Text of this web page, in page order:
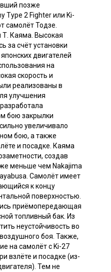
позже
Type 2 Fighter или Ki-
самолёт Тодзе.
Т. Каяма. Высокая
за счёт установки
двигателей
на
скорость и
реализованы в
улучшения
бою закрылки
увеличивало
бою, а также
и посадке. Каяма
создав
меньше чем Nakajima
Самолёт имеет
к концу
поверхностью.
приёмопередающая
топливный бак. Из
неустойчивость во
боя. Также,
на самолёт с Ki-27
взлёте и посадке (из-
Тем не